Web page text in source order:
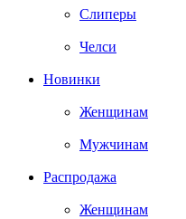
Слиперы
Челси
Новинки
Женщинам
Мужчинам
Распродажа
Женщинам